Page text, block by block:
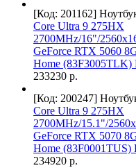
[Код: 201162]
Core Ultra 9 275HX
2700MHz/16"/
GeForce RTX 5060
Home (83F3005TLK)
233230 р.
[Код: 200247]
Core Ultra 9 275HX
2700MHz/15.1"/
GeForce RTX 5070
Home (83F0001TUS)
234920 р.